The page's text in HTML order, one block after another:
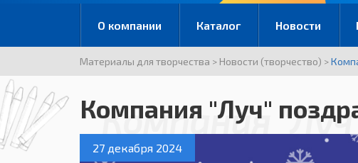
О компании Каталог Новости
Материалы для творчества > Новости (творчество) >
Компания "Луч"
Компания
27 декабря 2024